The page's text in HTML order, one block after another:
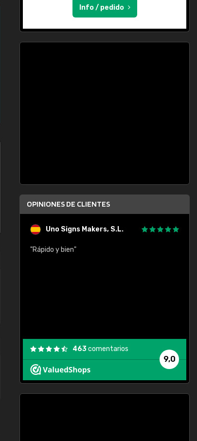
Info / pedido
OPINIONES DE CLIENTES
Uno Signs Makers, S.L.
"Rápido y bien"
9,0
463comentarios